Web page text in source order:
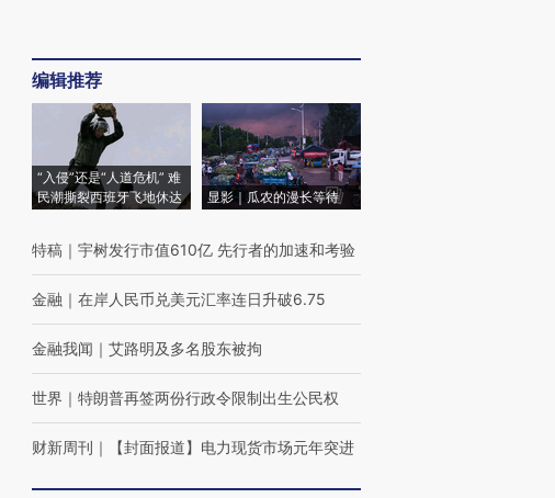
编辑推荐
“入侵”还是“人道危机” 难
民潮撕裂西班牙飞地休达
显影｜瓜农的漫长等待
特稿 ｜ 宇树发行市值610亿 先行者的加速和考验
金融 ｜ 在岸人民币兑美元汇率连日升破6.75
金融我闻 ｜ 艾路明及多名股东被拘
世界 ｜ 特朗普再签两份行政令限制出生公民权
财新周刊 ｜ 【封面报道】电力现货市场元年突进